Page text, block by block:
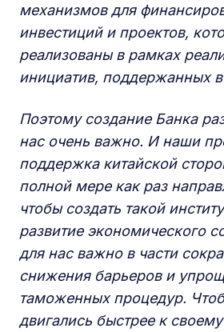
механизмов для
инвестиций и проектов,
реализованы в рамках
инициатив, поддержанных
Поэтому создание Банка
нас очень важно. И наши
поддержка китайской
полной мере как раз
чтобы создать такой
развитие экономического
для нас важно в части
снижения барьеров и
таможенных процедур.
двигались быстрее к